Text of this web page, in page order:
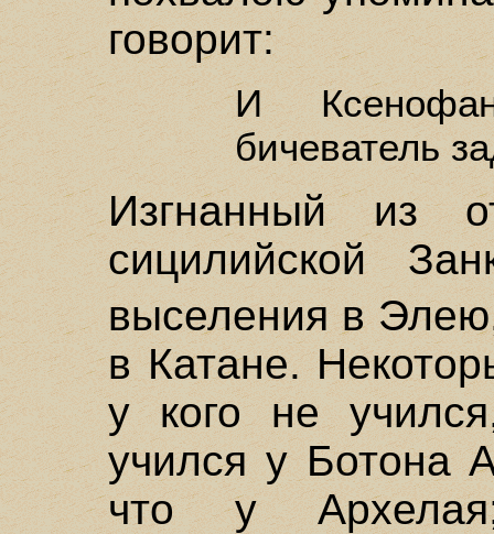
говорит:
И
бичеватель
Изгнанный из
сицилийской
выселения в
в Катане.
у кого не
учился у Ботона
что у